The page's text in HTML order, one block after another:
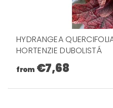
HYDRANGEA
HORTENZIE DUBOLISTÁ
from €7,68